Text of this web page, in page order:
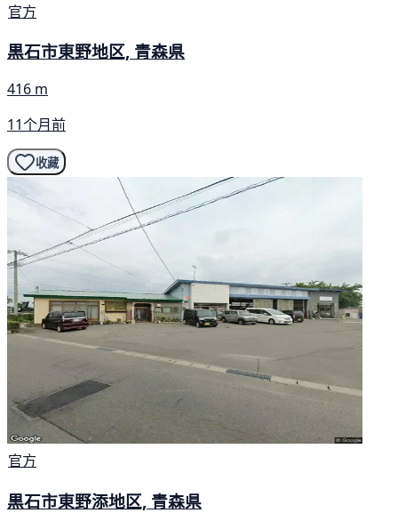
官方
黒石市東野地区, 青森県
416 m
11个月前
收藏
官方
黒石市東野添地区, 青森県